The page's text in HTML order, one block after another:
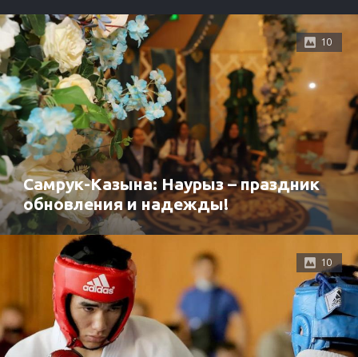
10
Самрук-Казына: Наурыз – праздник
обновления и надежды!
10